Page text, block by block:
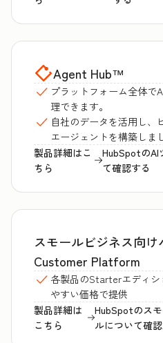
Agent Hub™
プラットフォーム全体で
理できます。
自社のデータを活用し、
エージェントを構築しま
製品詳細はこ
ちら
HubSpotのAI
て確認する
スモールビジネス向
Customer Platform
各製品のStarterエディシ
やすい価格で提供
製品詳細は
こちら
HubSpotのス
ルについて確